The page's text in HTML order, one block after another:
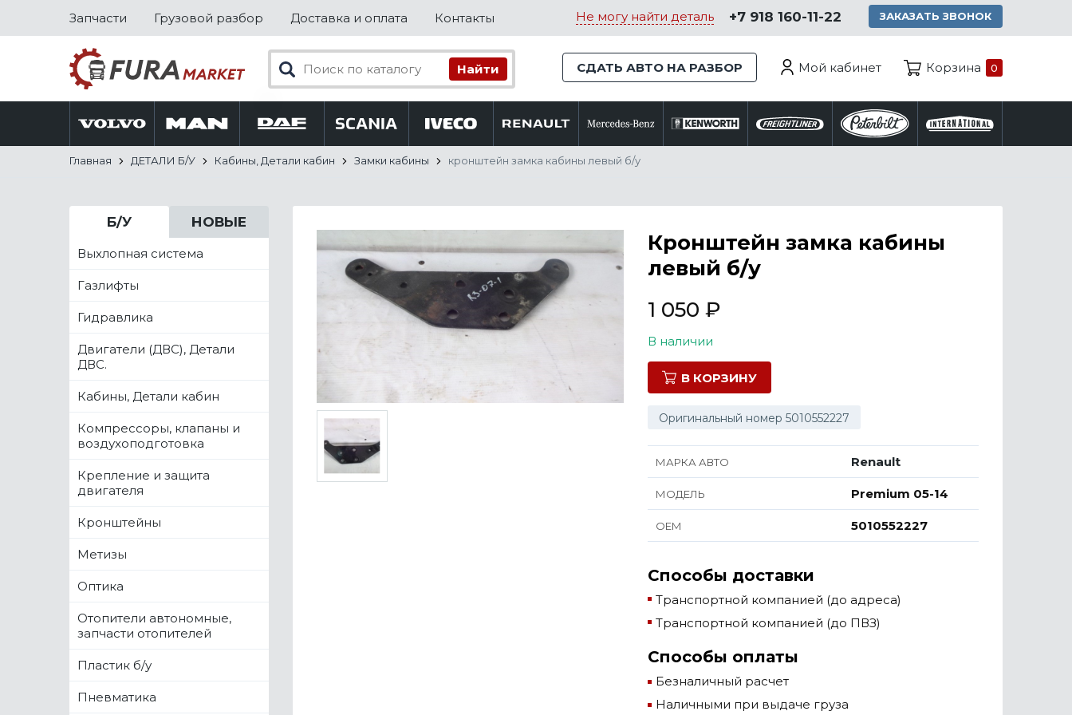
Запчасти Грузовой разбор Доставка и оплата Контакты Не могу найти деталь +7 918 160-11-22 ЗАКАЗАТЬ ЗВОНОК
СДАТЬ АВТО НА РАЗБОР Мой кабинет Корзина 0
Главная ДЕТАЛИ Б/У Кабины, Детали кабин Замки кабины кронштейн замка кабины левый б/у
Б/У НОВЫЕ
Выхлопная система
Газлифты
Гидравлика
Двигатели (ДВС), Детали
ДВС.
Кабины, Детали кабин
Компрессоры, клапаны и
воздухоподготовка
Крепление и защита
двигателя
Кронштейны
Метизы
Оптика
Отопители автономные,
запчасти отопителей
Пластик б/у
Пневматика
Кронштейн замка кабины
левый б/у
1 050 ₽
В наличии
В КОРЗИНУ
Оригинальный номер 5010552227
МАРКА АВТО Renault
МОДЕЛЬ Premium 05-14
ОЕМ 5010552227
Способы доставки
Транспортной компанией (до адреса)
Транспортной компанией (до ПВЗ)
Способы оплаты
Безналичный расчет
Наличными при выдаче груза